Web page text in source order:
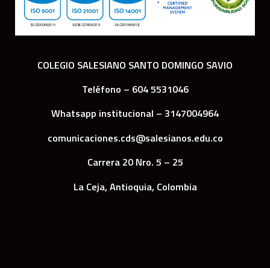
COLEGIO SALESIANO SANTO DOMINGO SAVIO
Teléfono – 604 5531046
Whatsapp institucional – 3147004964
comunicaciones.cds@salesianos.edu.co
Carrera 20 Nro. 5 – 25
La Ceja, Antioquia, Colombia